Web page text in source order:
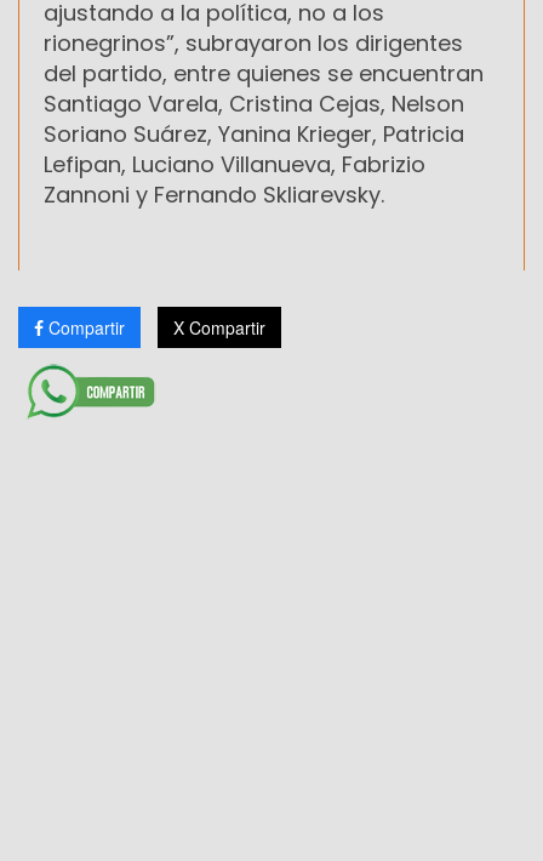
ajustando a la política, no a los
rionegrinos”, subrayaron los dirigentes
del partido, entre quienes se encuentran
Santiago Varela, Cristina Cejas, Nelson
Soriano Suárez, Yanina Krieger, Patricia
Lefipan, Luciano Villanueva, Fabrizio
Zannoni y Fernando Skliarevsky.
Compartir X Compartir